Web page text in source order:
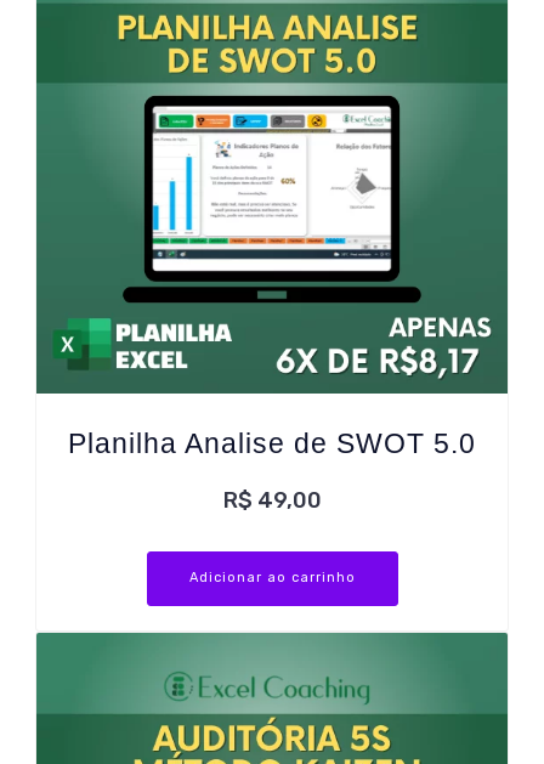
Planilha Analise de SWOT 5.0
R$ 49,00
Adicionar ao carrinho